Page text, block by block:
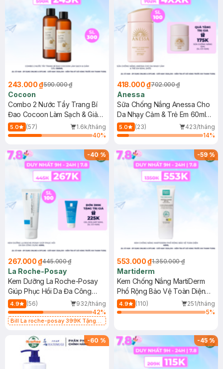
243.000 ₫590.000 ₫
Cocoon
Combo 2 Nước Tẩy Trang Bí
Đao Cocoon Làm Sạch & Giảm
Dầu 500ml
5.0 (57)
1.6k/tháng
40%
418.000 ₫702.000 ₫
Anessa
Sữa Chống Nắng Anessa Cho
Da Nhạy Cảm & Trẻ Em 60ml
(Mới)
5.0 (23)
423/tháng
14%
-40%
267.000 ₫445.000 ₫
La Roche-Posay
Kem Dưỡng La Roche-Posay
Giúp Phục Hồi Da Đa Công
Dụng 40ml
4.9 (56)
932/tháng
42%
Bill La roche-posay 399K Tặng
(SL có hạn)
-59%
553.000 ₫1.350.000 ₫
Martiderm
Kem Chống Nắng MartiDerm
Phổ Rộng Bảo Vệ Toàn Diện
40ml
4.9 (110)
251/tháng
5%
-60 % -45%